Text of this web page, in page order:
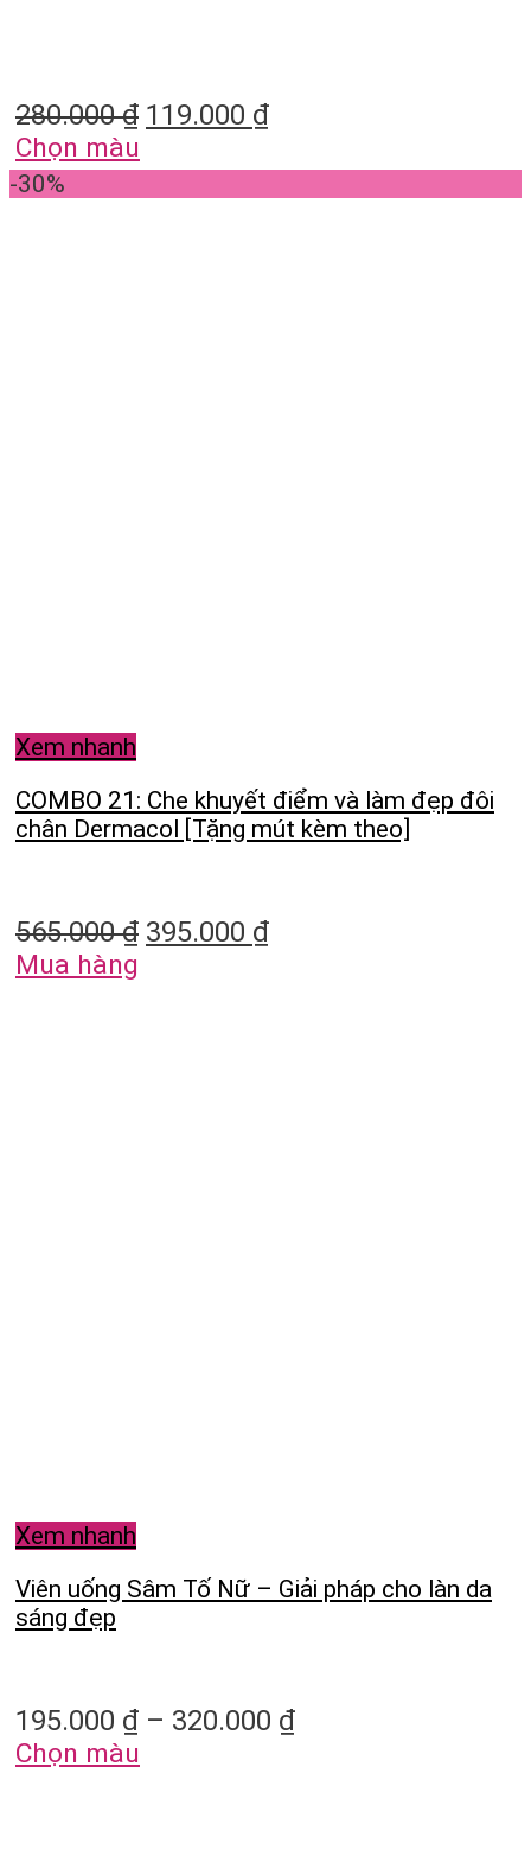
280.000₫ 119.000 ₫
Chọn màu
-30%
Xem nhanh
COMBO 21: Che khuyết điểm và làm đẹp đôi
chân Dermacol [Tặng mút kèm theo]
565.000₫ 395.000 ₫
Mua hàng
Xem nhanh
Viên uống Sâm Tố Nữ – Giải pháp cho làn da
sáng đẹp
195.000 ₫ – 320.000 ₫
Chọn màu